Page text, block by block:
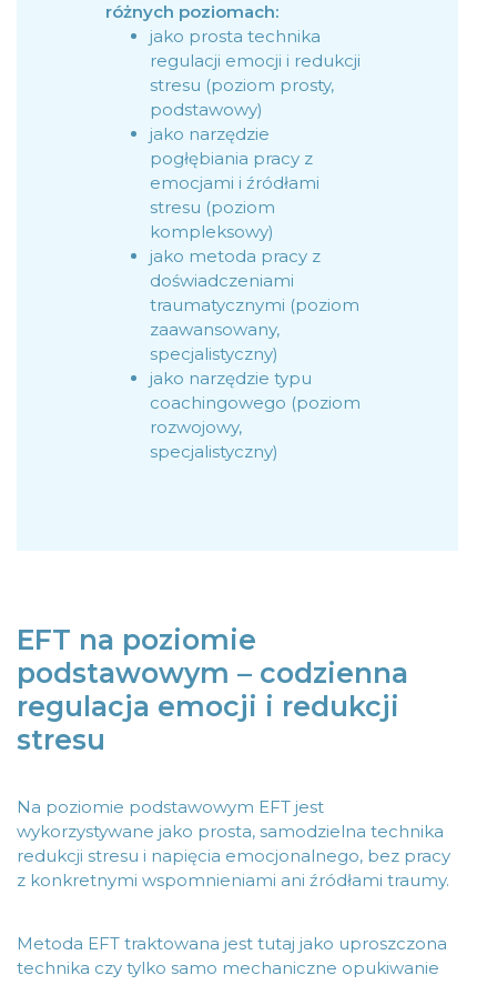
różnych poziomach:
jako prosta technika
regulacji emocji i redukcji
stresu (poziom prosty,
podstawowy)
jako narzędzie
pogłębiania pracy z
emocjami i źródłami
stresu (poziom
kompleksowy)
jako metoda pracy z
doświadczeniami
traumatycznymi (poziom
zaawansowany,
specjalistyczny)
jako narzędzie typu
coachingowego (poziom
rozwojowy,
specjalistyczny)
EFT na poziomie
podstawowym – codzienna
regulacja emocji i redukcji
stresu
Na poziomie podstawowym EFT jest
wykorzystywane jako prosta, samodzielna technika
redukcji stresu i napięcia emocjonalnego, bez pracy
z konkretnymi wspomnieniami ani źródłami traumy.
Metoda EFT traktowana jest tutaj jako uproszczona
technika czy tylko samo mechaniczne opukiwanie